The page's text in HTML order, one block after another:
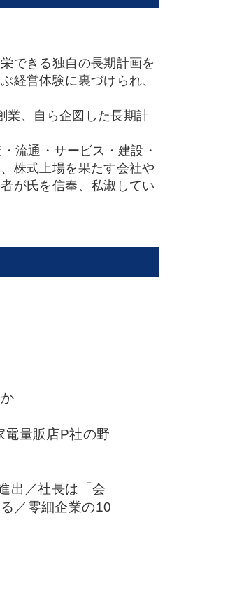
できる独自の長期計画を
経営体験に裏づけられ、
業、自ら企図した長期計
流通・サービス・建設・
株式上場を果たす会社や
が氏を信奉、私淑してい
電量販店P社の野
出／社長は「会
／零細企業の10